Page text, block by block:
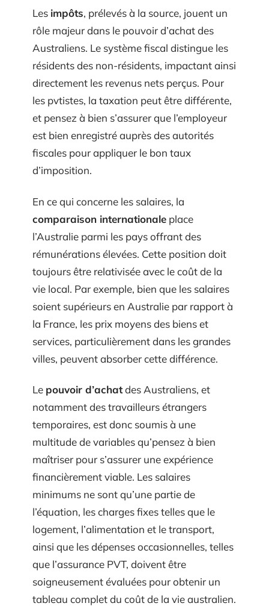
Les impôts, prélevés à la source, jouent un
rôle majeur dans le pouvoir d’achat des
Australiens. Le système fiscal distingue les
résidents des non-résidents, impactant ainsi
directement les revenus nets perçus. Pour
les pvtistes, la taxation peut être différente,
et pensez à bien s’assurer que l’employeur
est bien enregistré auprès des autorités
fiscales pour appliquer le bon taux
d’imposition.
En ce qui concerne les salaires, la
comparaison internationale place
l’Australie parmi les pays offrant des
rémunérations élevées. Cette position doit
toujours être relativisée avec le coût de la
vie local. Par exemple, bien que les salaires
soient supérieurs en Australie par rapport à
la France, les prix moyens des biens et
services, particulièrement dans les grandes
villes, peuvent absorber cette différence.
Le pouvoir d’achatdes Australiens, et
notamment des travailleurs étrangers
temporaires, est donc soumis à une
multitude de variables qu’pensez à bien
maîtriser pour s’assurer une expérience
financièrement viable. Les salaires
minimums ne sont qu’une partie de
l’équation, les charges fixes telles que le
logement, l’alimentation et le transport,
ainsi que les dépenses occasionnelles, telles
que l’assurance PVT, doivent être
soigneusement évaluées pour obtenir un
tableau complet du coût de la vie australien.